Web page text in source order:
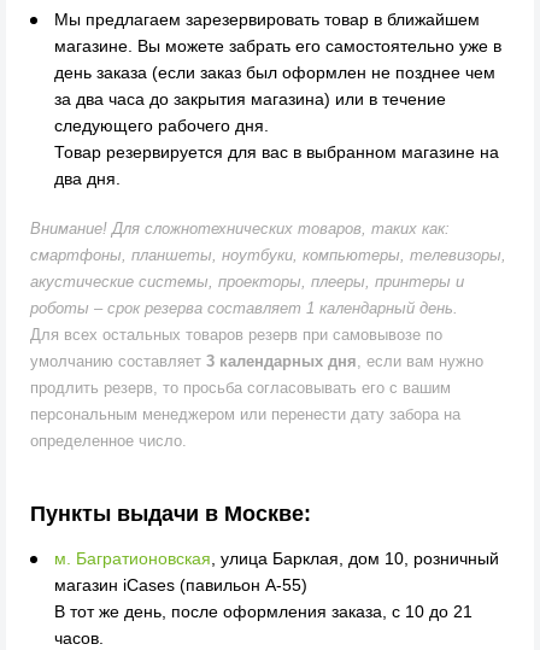
Мы предлагаем зарезервировать товар в ближайшем
магазине. Вы можете забрать его самостоятельно уже в
день заказа (если заказ был оформлен не позднее чем
за два часа до закрытия магазина) или в течение
следующего рабочего дня.
Товар резервируется для вас в выбранном магазине на
два дня.
Внимание! Для сложнотехнических товаров, таких как:
смартфоны, планшеты, ноутбуки, компьютеры, телевизоры,
акустические системы, проекторы, плееры, принтеры и
роботы – срок резерва составляет 1 календарный день.
Для всех остальных товаров резерв при самовывозе по
умолчанию составляет 3 календарных дня, если вам нужно
продлить резерв, то просьба согласовывать его с вашим
персональным менеджером или перенести дату забора на
определенное число.
Пункты выдачи в Москве:
м. Багратионовская улица Барклая, дом 10, розничный
магазин iCases (павильон А-55)
В тот же день, после оформления заказа, с 10 до 21
часов.